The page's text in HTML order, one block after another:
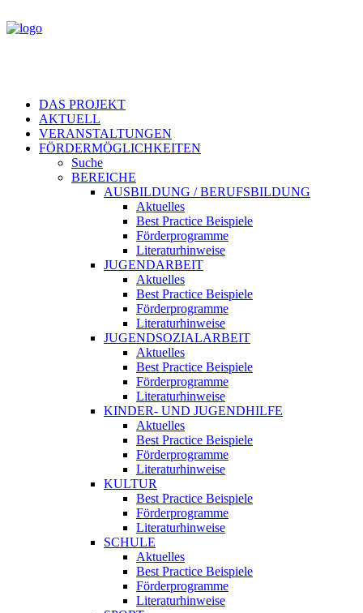
DAS PROJEKT
AKTUELL
VERANSTALTUNGEN
FÖRDERMÖGLICHKEITEN
Suche
BEREICHE
AUSBILDUNG / BERUFSBILDUNG
Aktuelles
Best Practice Beispiele
Förderprogramme
Literaturhinweise
JUGENDARBEIT
Aktuelles
Best Practice Beispiele
Förderprogramme
Literaturhinweise
JUGENDSOZIALARBEIT
Aktuelles
Best Practice Beispiele
Förderprogramme
Literaturhinweise
KINDER- UND JUGENDHILFE
Aktuelles
Best Practice Beispiele
Förderprogramme
Literaturhinweise
KULTUR
Best Practice Beispiele
Förderprogramme
Literaturhinweise
SCHULE
Aktuelles
Best Practice Beispiele
Förderprogramme
Literaturhinweise